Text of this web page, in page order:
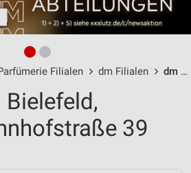
Filialen dm Filialen dm Bielefeld / Bahnhofstraße 39 - Öffnungszeiten & Adresse
Bielefeld,
39